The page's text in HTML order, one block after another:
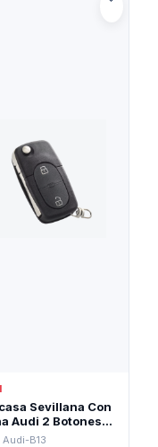
Sevillana Con
Audi 2 Botones
Pila 2032
Audi-B13